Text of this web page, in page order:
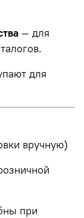
— для
для
вручную)
при